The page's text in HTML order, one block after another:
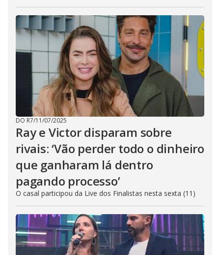
DO R7/11/07/2025
Ray e Victor disparam sobre
rivais: ‘Vão perder todo o dinheiro
que ganharam lá dentro
pagando processo’
O casal participou da Live dos Finalistas nesta sexta (11)